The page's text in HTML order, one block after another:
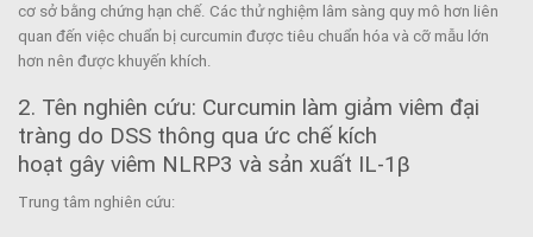
cơ sở bằng chứng hạn chế. Các thử nghiệm lâm sàng quy mô hơn liên
quan đến việc chuẩn bị curcumin được tiêu chuẩn hóa và cỡ mẫu lớn
hơn nên được khuyến khích.
2. Tên nghiên cứu: Curcumin làm giảm viêm đại
tràng do DSS thông qua ức chế kích
hoạt gây viêm NLRP3 và sản xuất IL-1β
Trung tâm nghiên cứu: